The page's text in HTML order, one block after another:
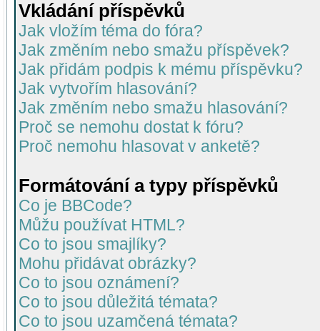
Vkládání příspěvků
Jak vložím téma do fóra?
Jak změním nebo smažu příspěvek?
Jak přidám podpis k mému příspěvku?
Jak vytvořím hlasování?
Jak změním nebo smažu hlasování?
Proč se nemohu dostat k fóru?
Proč nemohu hlasovat v anketě?
Formátování a typy příspěvků
Co je BBCode?
Můžu používat HTML?
Co to jsou smajlíky?
Mohu přidávat obrázky?
Co to jsou oznámení?
Co to jsou důležitá témata?
Co to jsou uzamčená témata?